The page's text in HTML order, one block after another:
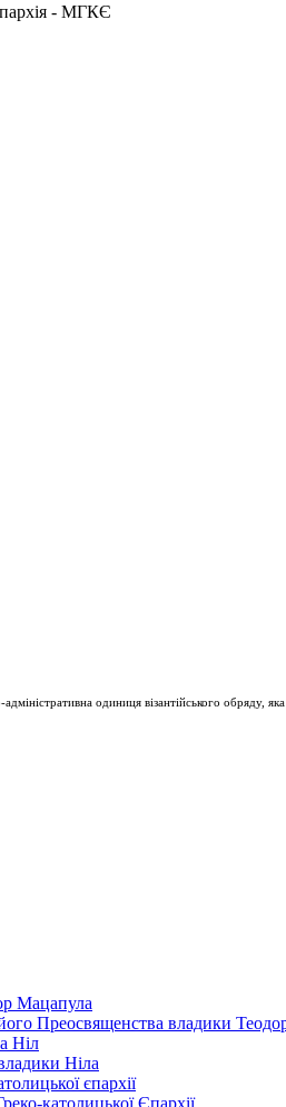
- МГКЄ
одиниця візантійського обряду,
Мацапула
Преосвященства владики
Ніл
Ніла
єпархії
католицької Єпархії